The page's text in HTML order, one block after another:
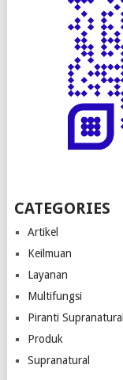
CATEGORIES
Artikel
Keilmuan
Layanan
Multifungsi
Piranti Supranatural
Produk
Supranatural